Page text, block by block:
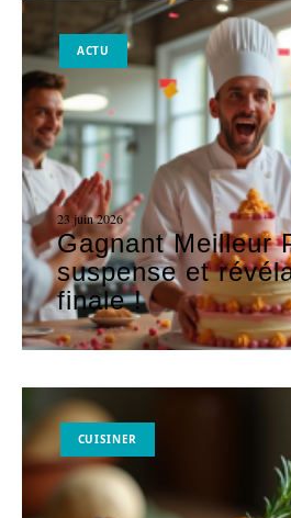
ACTU
23 juin 2026
Gagnant Meilleur
suspense et
finale !
CUISINER